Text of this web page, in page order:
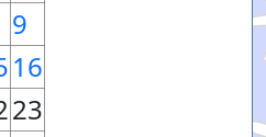
9
16
23